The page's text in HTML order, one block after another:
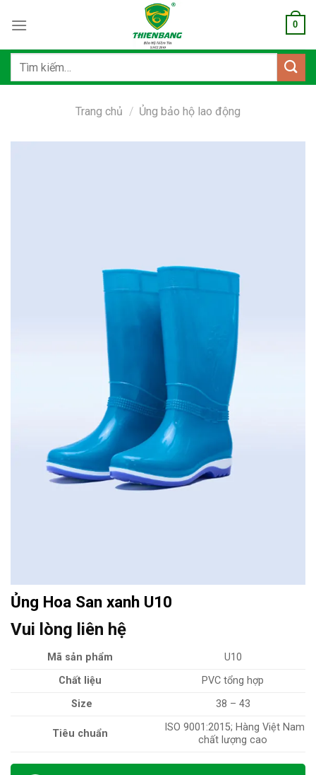
qua
dung
0
Tìm
Trang chủ / Ủng bảo hộ lao động
Ủng Hoa San xanh U10
Vui lòng liên hệ
Mã sản phẩm
U10
Chất liệu
PVC tổng hợp
Size
38 – 43
Tiêu chuẩn
ISO 9001:2015; Hàng Việt Nam
chất lượng cao